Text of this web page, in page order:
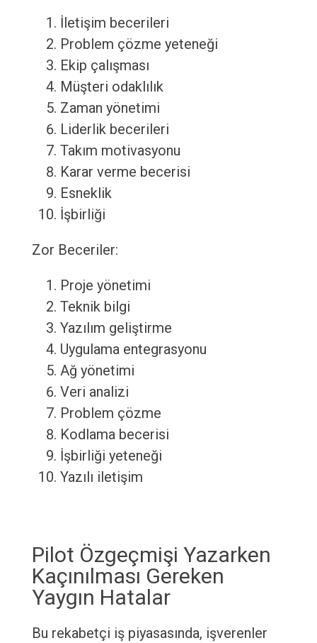
İletişim becerileri
Problem çözme yeteneği
Ekip çalışması
Müşteri odaklılık
Zaman yönetimi
Liderlik becerileri
Takım motivasyonu
Karar verme becerisi
Esneklik
İşbirliği
Zor Beceriler:
Proje yönetimi
Teknik bilgi
Yazılım geliştirme
Uygulama entegrasyonu
Ağ yönetimi
Veri analizi
Problem çözme
Kodlama becerisi
İşbirliği yeteneği
Yazılı iletişim
Pilot Özgeçmişi Yazarken
Kaçınılması Gereken
Yaygın Hatalar
Bu rekabetçi iş piyasasında, işverenler